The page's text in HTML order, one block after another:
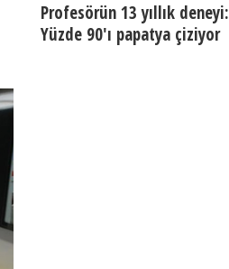
Profesörün 13 yıllık deneyi:
Yüzde 90'ı papatya çiziyor